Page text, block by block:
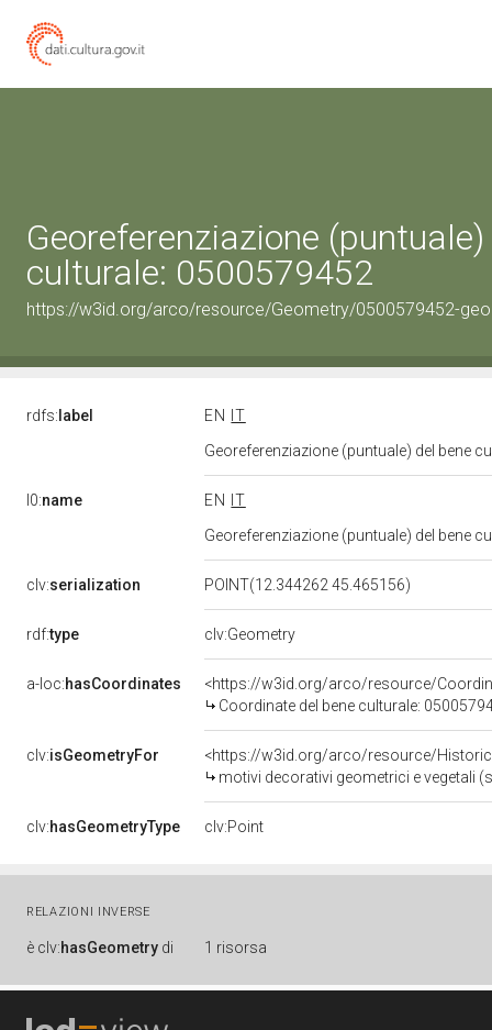
Georeferenziazione
culturale: 0500579452
https://w3id.org/arco/resource/Geometry/0500579452-
rdfs: label EN
IT
Georeferenziazione (puntuale) del bene
l0:name EN
IT
Georeferenziazione (puntuale) del bene
clv:serialization POINT(12.344262 45.465156)
rdf:type clv:Geometry
a-loc:hasCoordinates
<https://w3id.org/arco/resource/
Coordinate del bene culturale:
clv:isGeometryFor
<https://w3id.org/arco/resource/
motivi decorativi geometrici e vegetali
clv:hasGeometryType clv:Point
RELAZIONI INVERSE
è clv:hasGeometry di 1 risorsa